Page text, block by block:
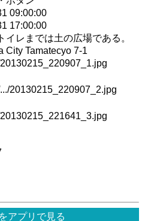
09:00:00
17:00:00
イレまでは土の広場である。
City Tamatecyo 7-1
20130215_220907_2.jpg
アプリで見る